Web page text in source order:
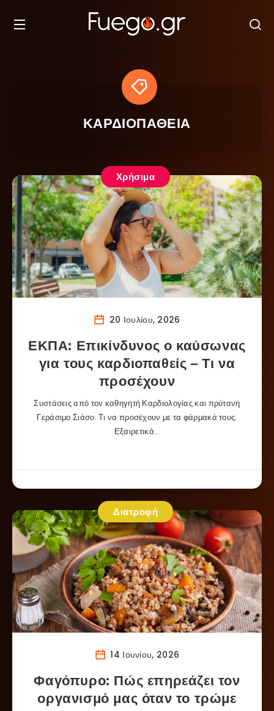
ΚΑΡΔΙΟΠΑΘΕΙΑ
Χρήσιμα
20 Ιουλίου, 2026
ΕΚΠΑ: Επικίνδυνος ο καύσωνας
για τους καρδιοπαθείς – Τι να
προσέχουν
Συστάσεις από τον καθηγητή Καρδιολογίας και πρύτανη
Γεράσιμο Σιάσο. Τι να προσέχουν με τα φάρμακά τους.
Εξαιρετικά…
Διατροφή
14 Ιουνίου, 2026
Φαγόπυρο: Πώς επηρεάζει τον
οργανισμό μας όταν το τρώμε